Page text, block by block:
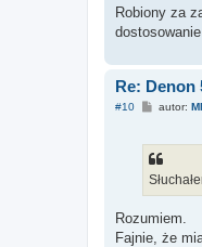
Robiony za
dostosowanie
Re: Denon
#10
P
t
autor:
Rozumiem.
Fajnie, że